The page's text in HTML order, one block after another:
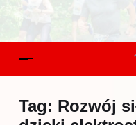
Tag: Rozwój